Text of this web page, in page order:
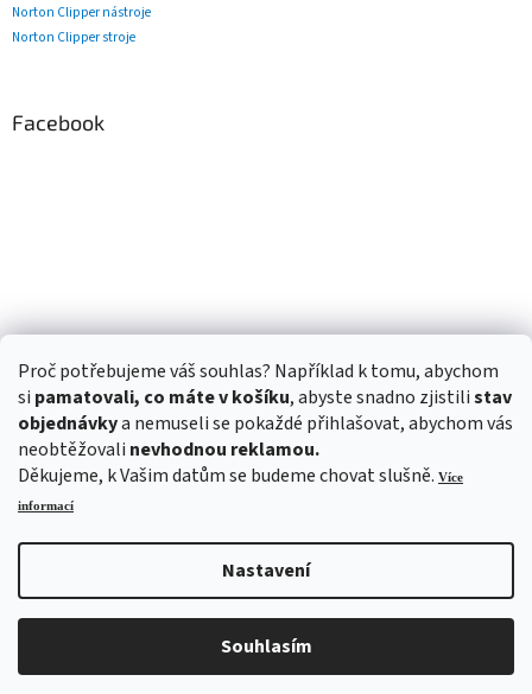
Proč potřebujeme váš souhlas? Například k tomu, abychom
si pamatovali, co máte v košíku, abyste snadno zjistilistav
objednávkya nemuseli se pokaždé přihlašovat, abychom vás
neobtěžovali nevhodnou reklamou.
Děkujeme, k Vašim datům se budeme chovat slušně. Více
informací
Nastavení
Souhlasím
Norton Clipper nástroje
Norton Clipper stroje
Facebook
Vytvořil Shoptet
. Všechna práva vyhrazena.